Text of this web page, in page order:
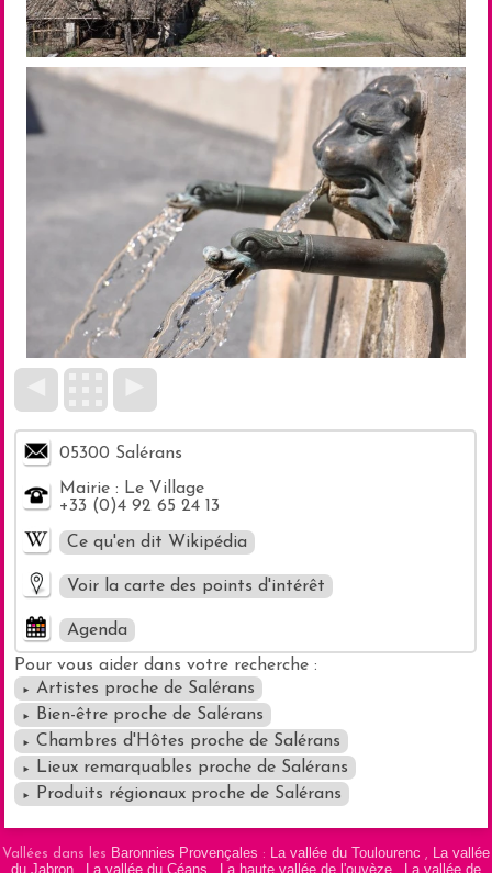
05300 Salérans
Mairie : Le Village
+33 (0)4 92 65 24 13
Ce qu'en dit Wikipédia
Voir la carte des points d'intérêt
Agenda
Pour vous aider dans votre recherche :
► Artistes proche de Salérans
► Bien-être proche de Salérans
► Chambres d'Hôtes proche de Salérans
► Lieux remarquables proche de Salérans
► Produits régionaux proche de Salérans
Vallées dans les Baronnies Provençales : La vallée du Toulourenc , La vallée
du Jabron
La vallée du Céans La haute vallée de l'ouvèze La vallée de